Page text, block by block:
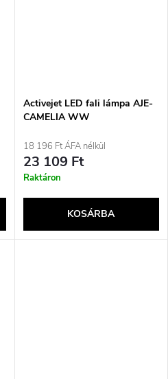
Activejet LED fali lámpa AJE-
CAMELIA WW
18 196 Ft ÁFA nélkül
23 109 Ft
Raktáron
KOSÁRBA